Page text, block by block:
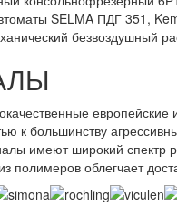
к большинству
имеют широкий спектр
полимеров облегчает